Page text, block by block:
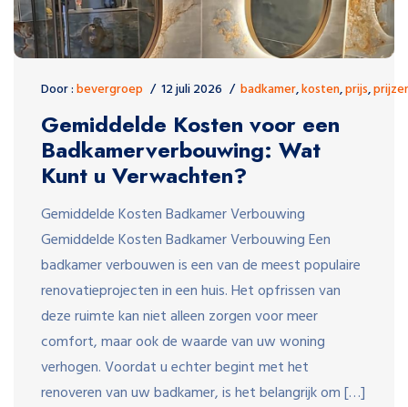
Door :bevergroep 12 juli 2026 badkamer,kosten,prijs,
Gemiddelde Kosten voor een
Badkamerverbouwing: Wat
Kunt u Verwachten?
Gemiddelde Kosten Badkamer Verbouwing
Gemiddelde Kosten Badkamer Verbouwing Een
badkamer verbouwen is een van de meest populaire
renovatieprojecten in een huis. Het opfrissen van
deze ruimte kan niet alleen zorgen voor meer
comfort, maar ook de waarde van uw woning
verhogen. Voordat u echter begint met het
renoveren van uw badkamer, is het belangrijk om […]